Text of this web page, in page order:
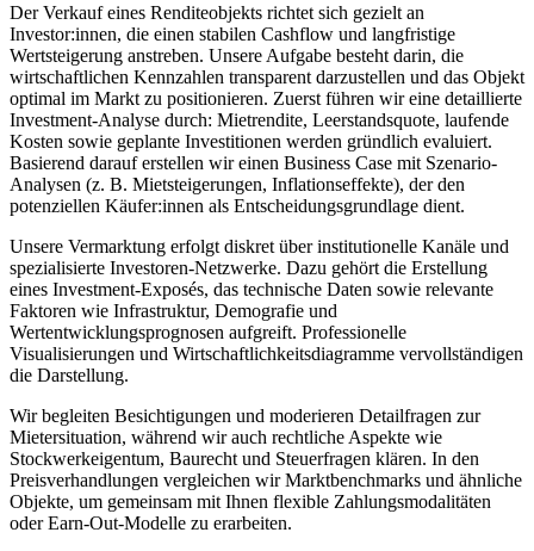
Der Verkauf eines Renditeobjekts richtet sich gezielt an
Investor:innen, die einen stabilen Cashflow und langfristige
Wertsteigerung anstreben. Unsere Aufgabe besteht darin, die
wirtschaftlichen Kennzahlen transparent darzustellen und das Objekt
optimal im Markt zu positionieren. Zuerst führen wir eine detaillierte
Investment-Analyse durch: Mietrendite, Leerstandsquote, laufende
Kosten sowie geplante Investitionen werden gründlich evaluiert.
Basierend darauf erstellen wir einen Business Case mit Szenario-
Analysen (z. B. Mietsteigerungen, Inflationseffekte), der den
potenziellen Käufer:innen als Entscheidungsgrundlage dient.
Unsere Vermarktung erfolgt diskret über institutionelle Kanäle und
spezialisierte Investoren-Netzwerke. Dazu gehört die Erstellung
eines Investment-Exposés, das technische Daten sowie relevante
Faktoren wie Infrastruktur, Demografie und
Wertentwicklungsprognosen aufgreift. Professionelle
Visualisierungen und Wirtschaftlichkeitsdiagramme vervollständigen
die Darstellung.
Wir begleiten Besichtigungen und moderieren Detailfragen zur
Mietersituation, während wir auch rechtliche Aspekte wie
Stockwerkeigentum, Baurecht und Steuerfragen klären. In den
Preisverhandlungen vergleichen wir Marktbenchmarks und ähnliche
Objekte, um gemeinsam mit Ihnen flexible Zahlungsmodalitäten
oder Earn-Out-Modelle zu erarbeiten.